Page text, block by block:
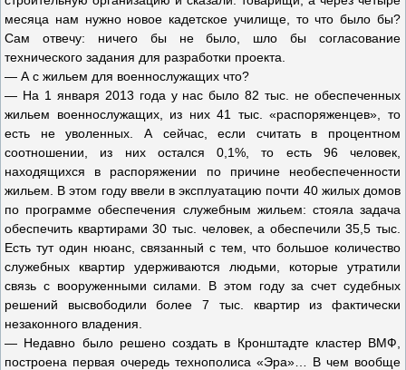
месяца нам нужно новое кадетское училище, то что было бы?
Сам отвечу: ничего бы не было, шло бы согласование
технического задания для разработки проекта.
— А с жильем для военнослужащих что?
— На 1 января 2013 года у нас было 82 тыс. не обеспеченных
жильем военнослужащих, из них 41 тыс. «распоряженцев», то
есть не уволенных. А сейчас, если считать в процентном
соотношении, из них остался 0,1%, то есть 96 человек,
находящихся в распоряжении по причине необеспеченности
жильем. В этом году ввели в эксплуатацию почти 40 жилых домов
по программе обеспечения служебным жильем: стояла задача
обеспечить квартирами 30 тыс. человек, а обеспечили 35,5 тыс.
Есть тут один нюанс, связанный с тем, что большое количество
служебных квартир удерживаются людьми, которые утратили
связь с вооруженными силами. В этом году за счет судебных
решений высвободили более 7 тыс. квартир из фактически
незаконного владения.
— Недавно было решено создать в Кронштадте кластер ВМФ,
построена первая очередь технополиса «Эра»… В чем вообще